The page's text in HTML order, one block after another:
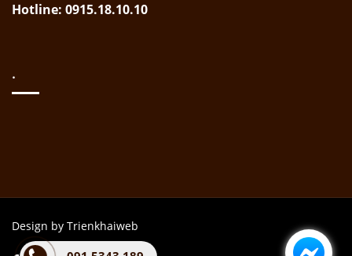
Hotline: 0915.18.10.10
.
Design by Trienkhaiweb